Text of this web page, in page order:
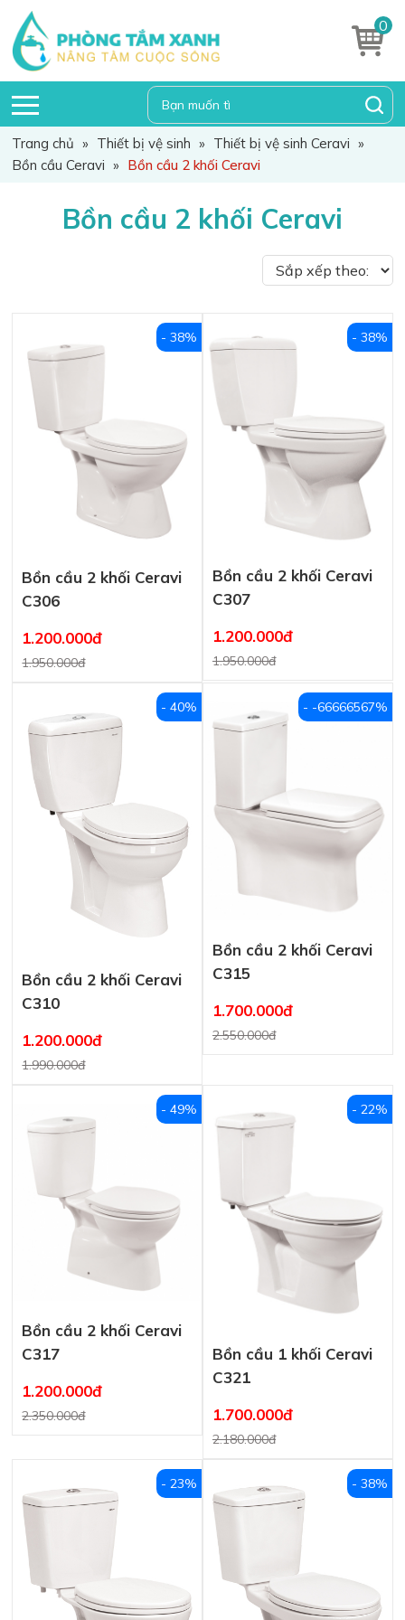
0
Trang chủ » Thiết bị vệ sinh » Thiết bị vệ sinh Ceravi »
Bồn cầu Ceravi » Bồn cầu 2 khối Ceravi
Bồn cầu 2 khối Ceravi
Bồn cầu 2 khối Ceravi
C306
1.200.000đ
1.950.000đ
- 38%
Bồn cầu 2 khối Ceravi
C307
1.200.000đ
1.950.000đ
- 38%
Bồn cầu 2 khối Ceravi
C310
1.200.000đ
1.990.000đ
- 40%
Bồn cầu 2 khối Ceravi
C315
1.700.000đ
2.550.000đ
- -66666567%
Bồn cầu 2 khối Ceravi
C317
1.200.000đ
2.350.000đ
- 49%
Bồn cầu 1 khối Ceravi
C321
1.700.000đ
2.180.000đ
- 22%
- 23% - 38%